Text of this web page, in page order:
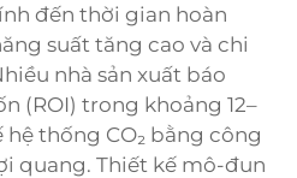
đến thời gian hoàn
suất tăng cao và chi
nhà sản xuất báo
(ROI) trong khoảng 12–
thống CO₂ bằng công
quang. Thiết kế mô-đun